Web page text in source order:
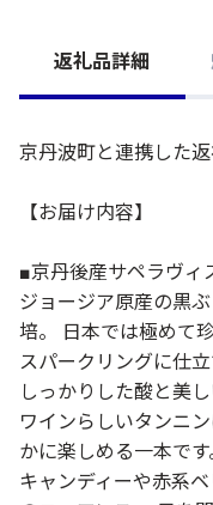
返礼品詳細
京丹波町と連携した返
【お届け内容】
■京丹後産サペラヴィ
ジョージア原産の黒
培。 日本では極めて
スパークリングに仕立
しっかりした酸と美
ワインらしいタンニ
かに楽しめる一本です
キャンディーや赤系